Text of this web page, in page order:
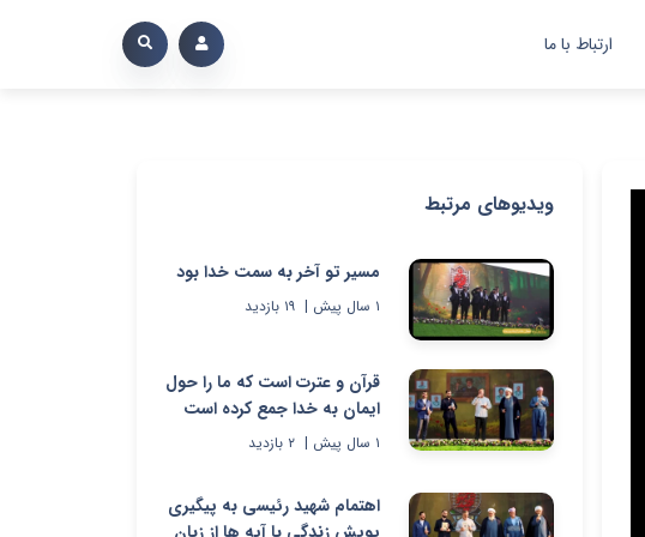
ارتباط با ما
ویدیوهای مرتبط
مسیر تو آخر به سمت خدا بود
۱ سال پیش | ۱۹ بازدید
قرآن و عترت است که ما را حول
ایمان به خدا جمع کرده است
۱ سال پیش | ۲ بازدید
اهتمام شهید رئیسی به پیگیری